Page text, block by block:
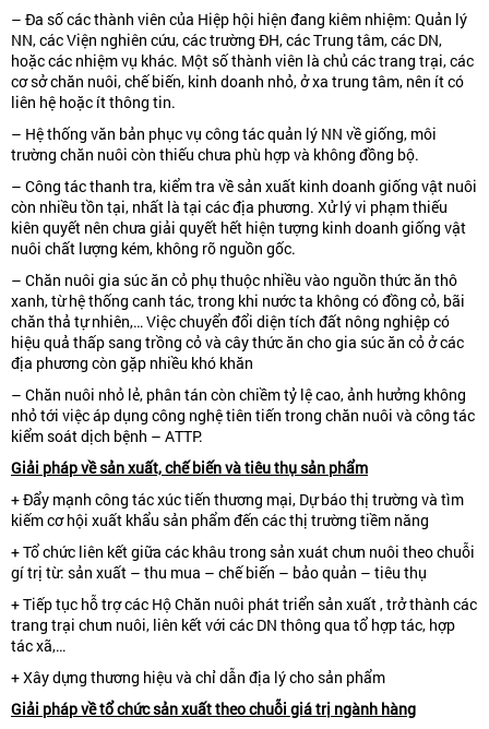
– Đa số các thành viên của Hiệp hội hiện đang kiêm nhiệm: Quản lý
NN, các Viện nghiên cứu, các trường ĐH, các Trung tâm, các DN,
hoặc các nhiệm vụ khác. Một số thành viên là chủ các trang trại, các
cơ sở chăn nuôi, chế biến, kinh doanh nhỏ, ở xa trung tâm, nên ít có
liên hệ hoặc ít thông tin.
– Hệ thống văn bản phục vụ công tác quản lý NN về giống, môi
trường chăn nuôi còn thiếu chưa phù hợp và không đồng bộ.
– Công tác thanh tra, kiểm tra về sản xuất kinh doanh giống vật nuôi
còn nhiều tồn tại, nhất là tại các địa phương. Xử lý vi phạm thiếu
kiên quyết nên chưa giải quyết hết hiện tượng kinh doanh giống vật
nuôi chất lượng kém, không rõ nguồn gốc.
– Chăn nuôi gia súc ăn cỏ phụ thuộc nhiều vào nguồn thức ăn thô
xanh, từ hệ thống canh tác, trong khi nước ta không có đồng cỏ, bãi
chăn thả tự nhiên,… Việc chuyển đổi diện tích đất nông nghiệp có
hiệu quả thấp sang trồng cỏ và cây thức ăn cho gia súc ăn cỏ ở các
địa phương còn gặp nhiều khó khăn
– Chăn nuôi nhỏ lẻ, phân tán còn chiềm tỷ lệ cao, ảnh hưởng không
nhỏ tới việc áp dụng công nghệ tiên tiến trong chăn nuôi và công tác
kiểm soát dịch bệnh – ATTP.
Giải pháp về sản xuất, chế biến và tiêu thụ sản phẩm
+ Đẩy mạnh công tác xúc tiến thương mại, Dự báo thị trường và tìm
kiếm cơ hội xuất khẩu sản phẩm đến các thị trường tiềm năng
+ Tổ chức liên kết giữa các khâu trong sản xuát chưn nuôi theo chuỗi
gí trị từ: sản xuất – thu mua – chế biến – bảo quản – tiêu thụ
+ Tiếp tục hỗ trợ các Hộ Chăn nuôi phát triển sản xuất , trở thành các
trang trại chưn nuôi, liên kết với các DN thông qua tổ hợp tác, hợp
tác xã,…
+ Xây dựng thương hiệu và chỉ dẫn địa lý cho sản phẩm
Giải pháp về tổ chức sản xuất theo chuỗi giá trị ngành hàng